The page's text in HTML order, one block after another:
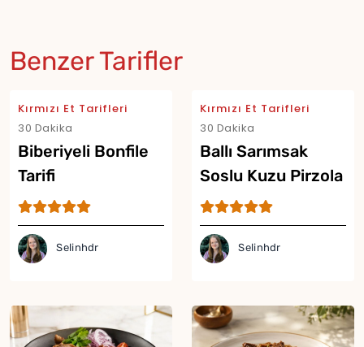
Benzer Tarifler
Kırmızı Et Tarifleri
30 Dakika
Biberiyeli Bonfile
Tarifi
Selinhdr
Kırmızı Et Tarifleri
30 Dakika
Ballı Sarımsak
Soslu Kuzu Pirzola
Tarifi
Selinhdr